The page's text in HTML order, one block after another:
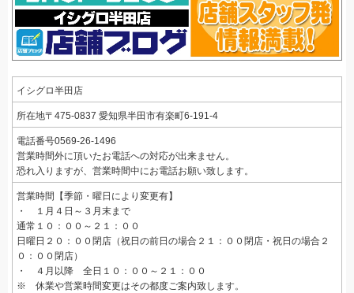
イシグロ半田店
所在地〒475-0837 愛知県半田市有楽町6-191-4
電話番号0569-26-1496
営業時間外に頂いたお電話への対応が出来ません。
恐れ入りますが、営業時間中にお電話お願い致します。
営業時間【季節・曜日により変更有】
・ １月４日～３月末まで
通常１０：００～２１：００
日曜日２０：００閉店（祝日の前日の場合２１：００閉店・祝日の場合２
０：００閉店）
・ ４月以降 全日１０：００～２１：００
※ 休業や営業時間変更はその都度ご案内致します。